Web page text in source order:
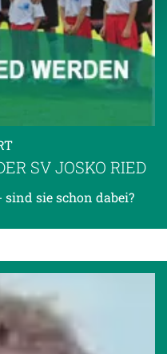
Speicherdauer und
SV JOSKO RIED
sind sie schon dabei?